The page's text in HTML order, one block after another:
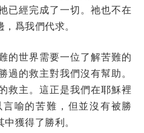
已經完成了一切。祂也不在
爲我們代求。
的世界需要一位了解苦難的
過的救主對我們沒有幫助。
救主。這正是我們在耶穌裡
喻的苦難，但並沒有被勝
獲得了勝利。